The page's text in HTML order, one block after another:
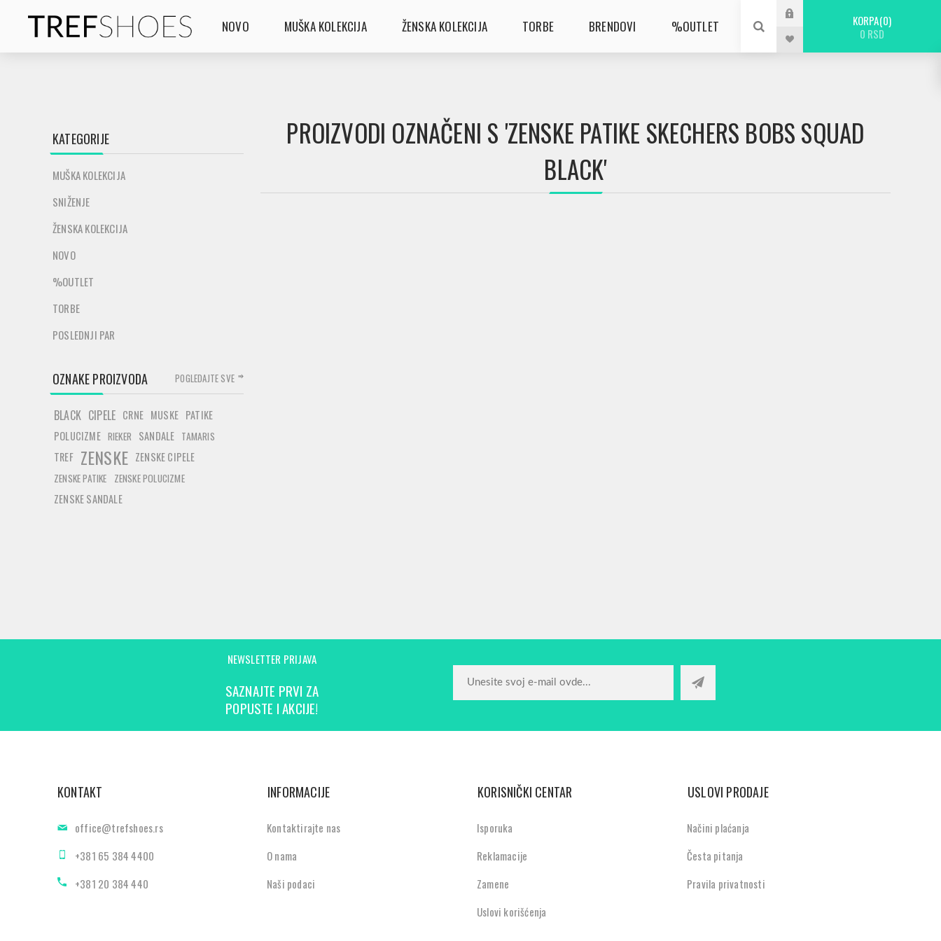
NOVO MUŠKA KOLEKCIJA ŽENSKA KOLEKCIJA TORBE BRENDOVI %OUTLET KORPA 0
0 RSD
PROIZVODI OZNAČENI S 'ZENSKE PATIKE SKECHERS BOBS SQUAD
BLACK'
KATEGORIJE
MUŠKA KOLEKCIJA
SNIŽENJE
ŽENSKA KOLEKCIJA
NOVO
%OUTLET
TORBE
POSLEDNJI PAR
OZNAKE PROIZVODA
BLACK CIPELE CRNE MUSKE PATIKE
POLUCIZME RIEKER SANDALE TAMARIS
TREF ZENSKE ZENSKE CIPELE
ZENSKE PATIKE ZENSKE POLUCIZME
ZENSKE SANDALE
POGLEDAJTE SVE
NEWSLETTER PRIJAVA
SAZNAJTE PRVI ZA
POPUSTE I AKCIJE!
KONTAKT
office@trefshoes.rs
+381 65 384 4400
+381 20 384 440
INFORMACIJE
Kontaktirajte nas
O nama
Naši podaci
KORISNIČKI CENTAR
Isporuka
Reklamacije
Zamene
Uslovi korišćenja
USLOVI PRODAJE
Načini plaćanja
Česta pitanja
Pravila privatnosti